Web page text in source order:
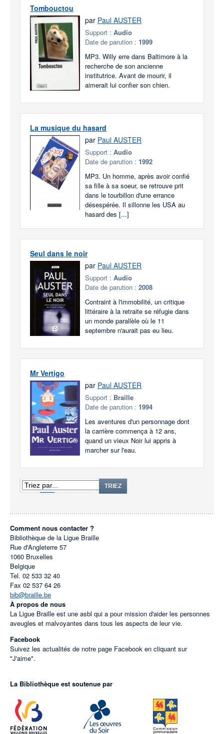
Tombouctou
par Paul AUSTER
Support : Audio
Date de parution : 1999
MP3. Willy erre dans Baltimore à la
recherche de son ancienne
institutrice. Avant de mourir, il
aimerait lui confier son chien.
La musique du hasard
par Paul AUSTER
Support : Audio
Date de parution : 1992
MP3. Un homme, après avoir confié
sa fille à sa soeur, se retrouve prit
dans le tourbillon d'une errance
désespérée. Il sillonne les USA au
hasard des [...]
Seul dans le noir
par Paul AUSTER
Support : Audio
Date de parution : 2008
Contraint à l'immobilité, un critique
littéraire à la retraite se réfugie dans
un monde parallèle où le 11
septembre n'aurait pas eu lieu.
Mr Vertigo
par Paul AUSTER
Support : Braille
Date de parution : 1994
Les aventures d'un personnage dont
la carrière commença à 12 ans,
quand un vieux Noir lui appris à
marcher sur l'eau.
1 TRIEZ
Comment nous contacter ?
Bibliothèque de la Ligue Braille
Rue d'Angleterre 57
1060 Bruxelles
Belgique
Tel. 02 533 32 40
Fax 02 537 64 26
bib@braille.be
À propos de nous
La Ligue Braille est une asbl qui a pour mission d'aider les personnes
aveugles et malvoyantes dans tous les aspects de leur vie.
Facebook
Suivez les actualités de notre page Facebook en cliquant sur
"J'aime".
La Bibliothèque est soutenue par